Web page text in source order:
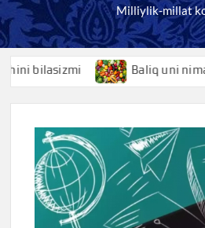
Milliylik-millat
bilasizmi Baliq uni nimani